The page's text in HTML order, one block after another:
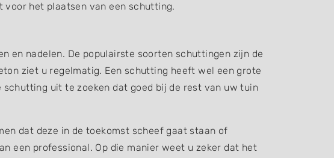
voor het plaatsen van een schutting.
en nadelen. De populairste soorten schuttingen zijn de
ziet u regelmatig. Een schutting heeft wel een grote
uit te zoeken dat goed bij de rest van uw tuin
dat deze in de toekomst scheef gaat staan of
een professional. Op die manier weet u zeker dat het